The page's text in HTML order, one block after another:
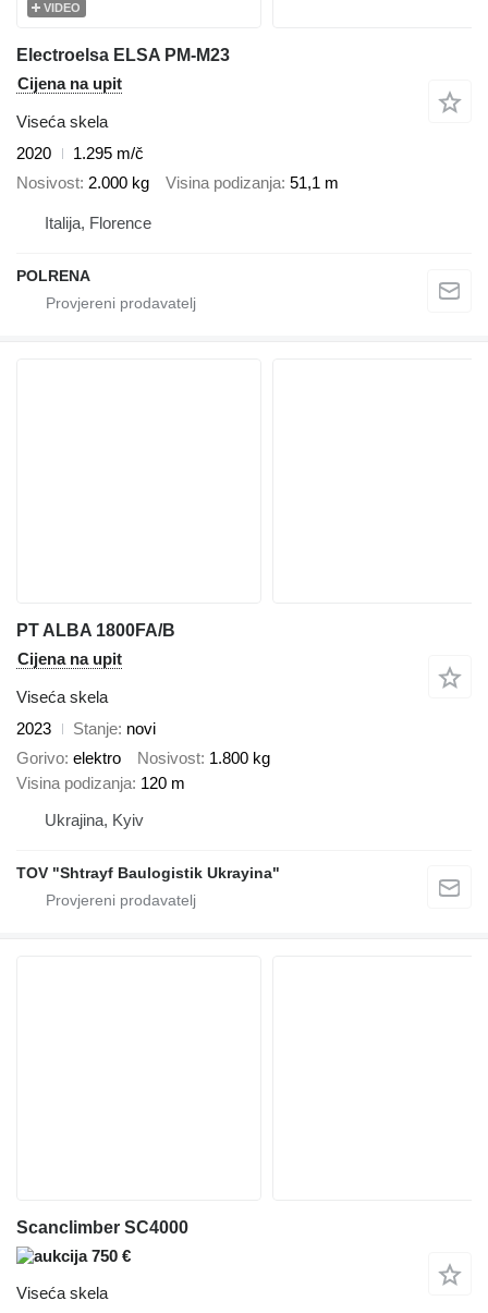
VIDEO
Electroelsa ELSA PM-M23
Cijena na upit
Viseća skela
2020
1.295 m/č
Nosivost 2.000 kg Visina podizanja 51,1 m
Italija, Florence
POLRENA
PT ALBA 1800FA/B
Cijena na upit
Viseća skela
2023
Stanje novi
Gorivo elektro Nosivost 1.800 kg
Visina podizanja 120 m
Ukrajina, Kyiv
TOV "Shtrayf Baulogistik Ukrayina"
Scanclimber SC4000
750 €
Viseća skela